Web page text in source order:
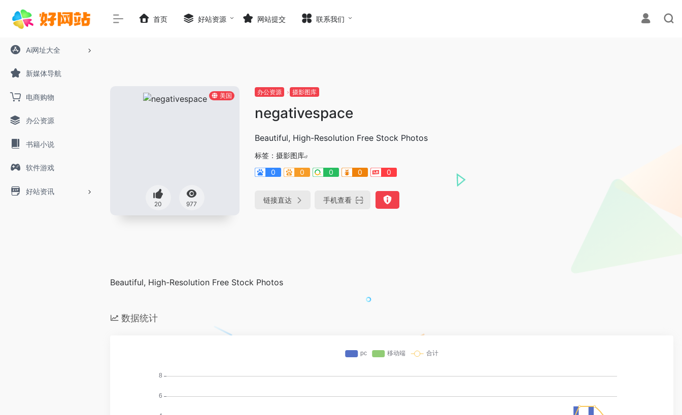
Ai网址大全
新媒体导航
电商购物
办公资源
书籍小说
软件游戏
好站资讯
首页 好站资源 网站提交 联系我们
美国
20 977
办公资源 摄影图库
negativespace
Beautiful, High-Resolution Free Stock Photos
标签： 摄影图库
0
0 0 0 0
链接直达 手机查看
Beautiful, High-Resolution Free Stock Photos
数据统计